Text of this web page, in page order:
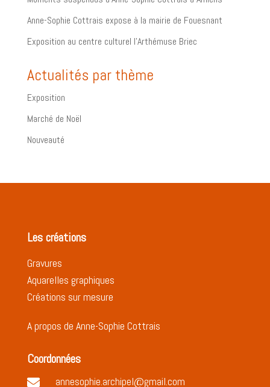
Anne-Sophie Cottrais expose à la mairie de Fouesnant
Exposition au centre culturel l’Arthémuse Briec
Actualités par thème
Exposition
Marché de Noël
Nouveauté
Les créations
Gravures
Aquarelles graphiques
Créations sur mesure
A propos de Anne-Sophie Cottrais
Coordonnées
 annesophie.archipel@gmail.com